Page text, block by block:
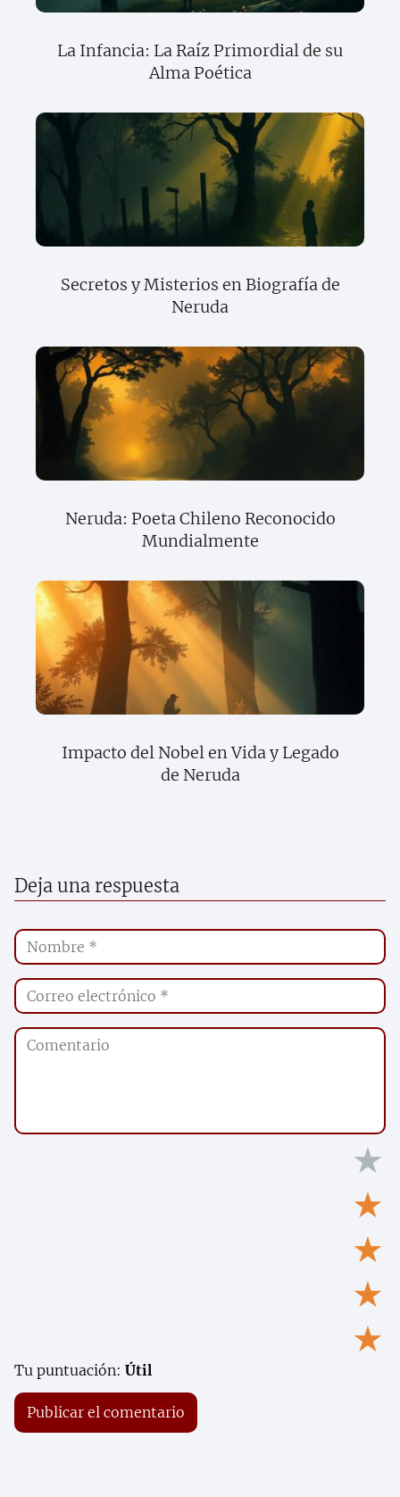
La Infancia: La Raíz Primordial de su
Alma Poética
Secretos y Misterios en Biografía de
Neruda
Neruda: Poeta Chileno Reconocido
Mundialmente
Impacto del Nobel en Vida y Legado
de Neruda
Deja una respuesta
★
★
★
★
★
Tu puntuación: Útil